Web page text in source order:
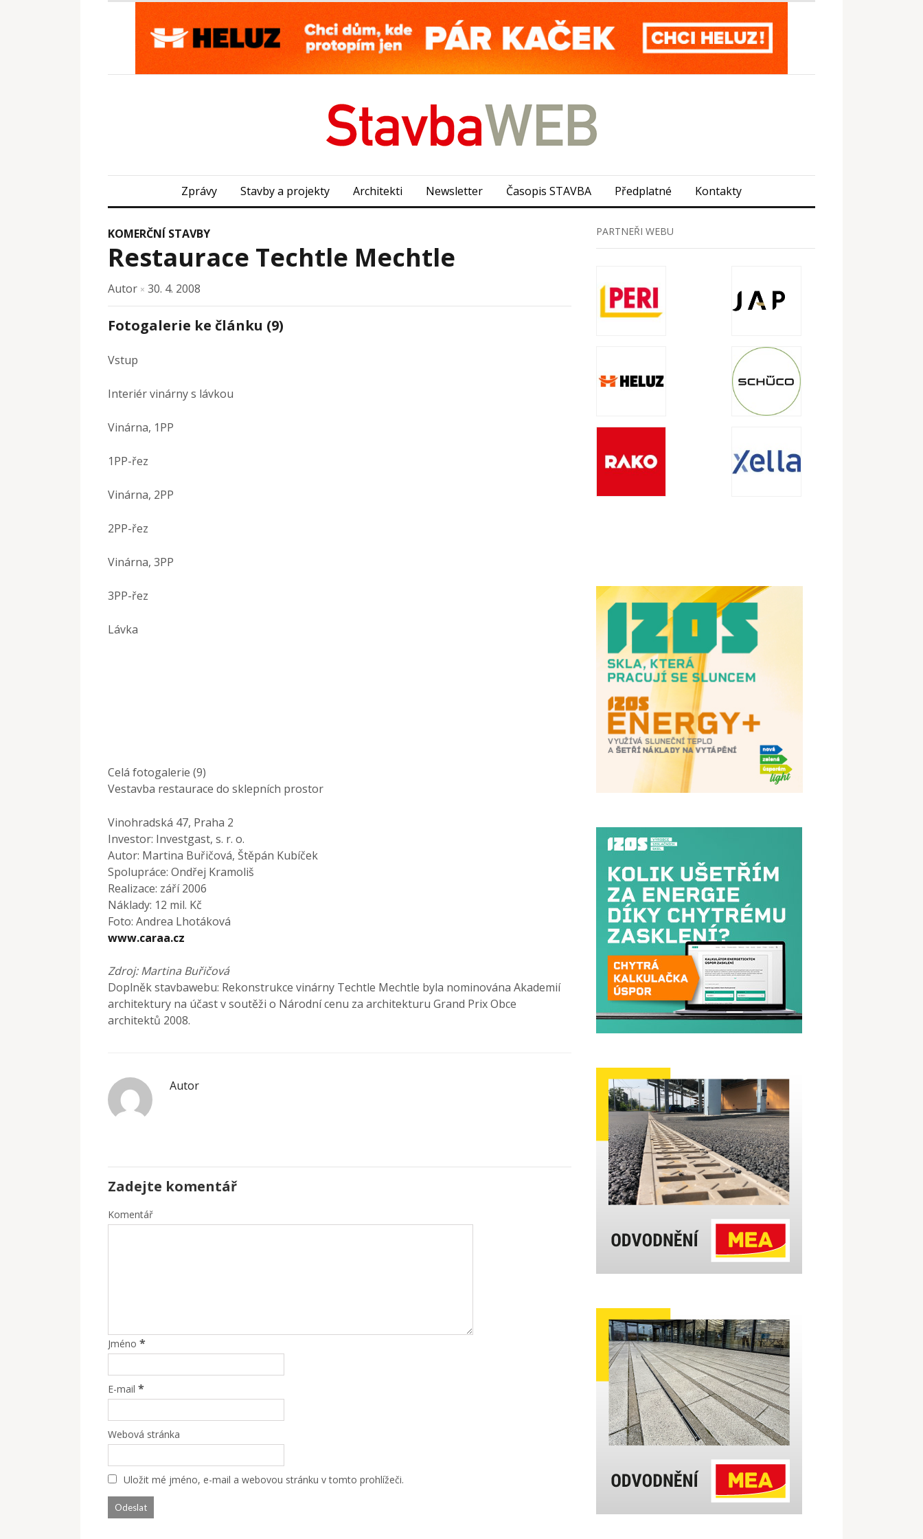
Zprávy Stavby a projekty Architekti Newsletter Časopis STAVBA Předplatné Kontakty
KOMERČNÍ STAVBY
Restaurace Techtle Mechtle
Autor × 30. 4. 2008
Fotogalerie ke článku (9)
Vstup
Interiér vinárny s lávkou
Vinárna, 1PP
1PP-řez
Vinárna, 2PP
2PP-řez
Vinárna, 3PP
3PP-řez
Lávka
Celá fotogalerie (9)
Vestavba restaurace do sklepních prostor
Vinohradská 47, Praha 2
Investor: Investgast, s. r. o.
Autor: Martina Buřičová, Štěpán Kubíček
Spolupráce: Ondřej Kramoliš
Realizace: září 2006
Náklady: 12 mil. Kč
Foto: Andrea Lhotáková
www.caraa.cz
Zdroj: Martina Buřičová
Doplněk stavbawebu: Rekonstrukce vinárny Techtle Mechtle byla nominována Akademií
architektury na účast v soutěži o Národní cenu za architekturu Grand Prix Obce
architektů 2008.
Autor
Zadejte komentář
Komentář
Jméno *
E-mail *
Webová stránka
Uložit mé jméno, e-mail a webovou stránku v tomto prohlížeči.
PARTNEŘI WEBU